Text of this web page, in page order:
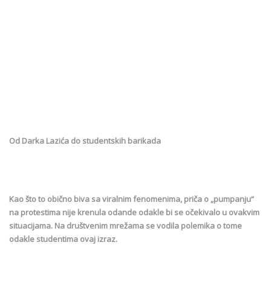
Od Darka Lazića do studentskih barikada
Kao što to obično biva sa viralnim fenomenima, priča o „pumpanju“
na protestima nije krenula odande odakle bi se očekivalo u ovakvim
situacijama. Na društvenim mrežama se vodila polemika o tome
odakle studentima ovaj izraz.